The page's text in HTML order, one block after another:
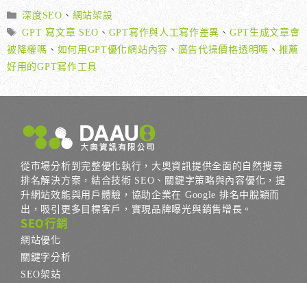
分
類
深度SEO 、 網站架設
標
籤
GPT 寫文章 SEO 、 GPT寫作與人工寫作差異 、 GPT生成文章會
被降權嗎 、 如何用GPT優化網站內容 、 廣告代操價格透明嗎 、 推薦
好用的GPT寫作工具
從市場分析到完整優化執行，大奧資訊提供全面的自然搜尋
排名解決方案，結合技術 SEO、關鍵字策略與內容優化，提
升網站效能與用戶體驗，協助企業在 Google 排名中脫穎而
出，吸引更多目標客戶，實現品牌曝光與銷售增長。
SEO行銷
網站優化
關鍵字分析
SEO架站